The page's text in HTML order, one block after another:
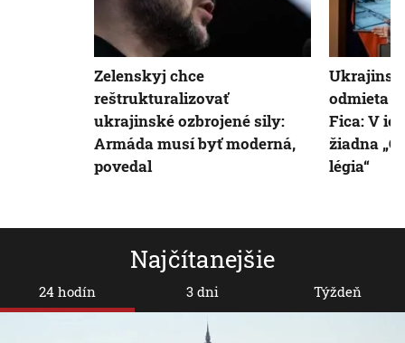
Najčítanejšie
24 hodín 3 dni Týždeň
Zelenskyj chce
reštrukturalizovať
ukrajinské ozbrojené sily:
Armáda musí byť moderná,
povedal
odmieta
Fica: V
žiadna
légia“